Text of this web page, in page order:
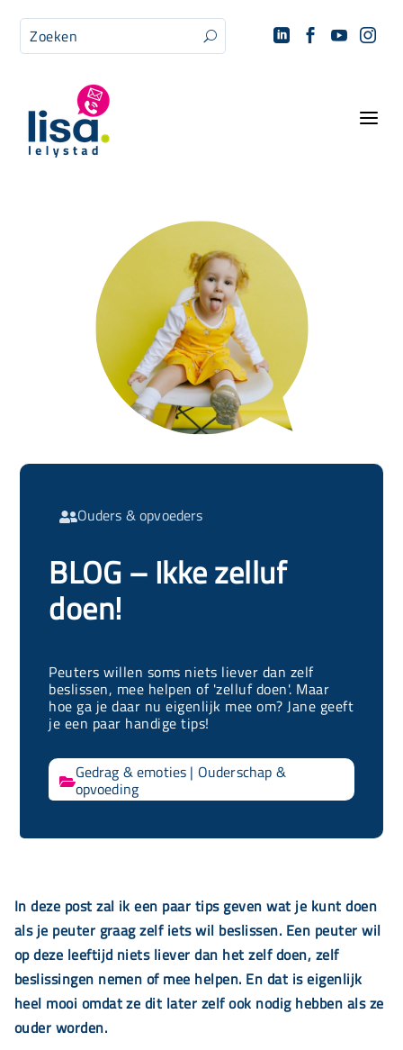
U    
a
Ouders & opvoeders
BLOG – Ikke zelluf
doen!
Peuters willen soms niets liever dan zelf
beslissen, mee helpen of 'zelluf doen'. Maar
hoe ga je daar nu eigenlijk mee om? Jane geeft
je een paar handige tips!
Gedrag & emoties | Ouderschap &
opvoeding
In deze post zal ik een paar tips geven wat je kunt doen
als je peuter graag zelf iets wil beslissen. Een peuter wil
op deze leeftijd niets liever dan het zelf doen, zelf
beslissingen nemen of mee helpen. En dat is eigenlijk
heel mooi omdat ze dit later zelf ook nodig hebben als ze
ouder worden.